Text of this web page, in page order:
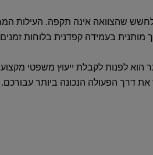
שהצוואה אינה תקפה. העילות
בעמידה קפדנית בלוחות
הוא לפנות לקבלת ייעוץ משפטי
את דרך הפעולה הנכונה ביותר עבורכם.